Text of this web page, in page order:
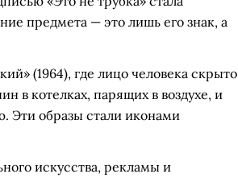
предмета — это лишь его знак, а
(1964), где лицо человека скрыто
в котелках, парящих в воздухе, и
Эти образы стали иконами
искусства, рекламы и